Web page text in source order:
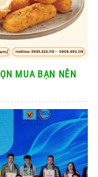
MUA BẠN NÊN